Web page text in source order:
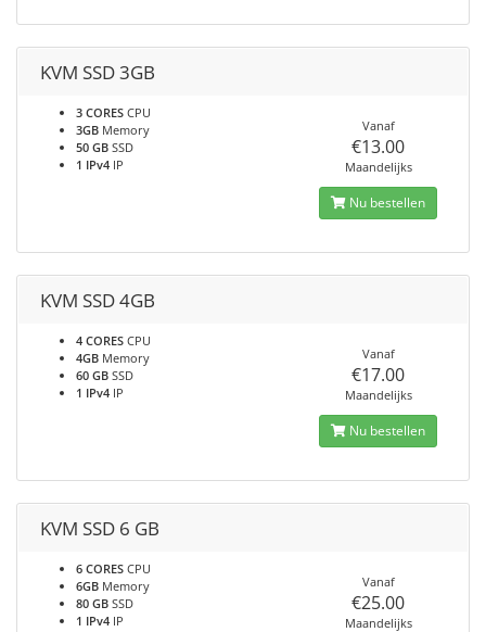
KVM SSD 3GB
3 CORES CPU
3GB Memory
50 GB SSD
1 IPv4 IP
Vanaf
€13.00
Maandelijks
Nu bestellen
KVM SSD 4GB
4 CORES CPU
4GB Memory
60 GB SSD
1 IPv4 IP
Vanaf
€17.00
Maandelijks
Nu bestellen
KVM SSD 6 GB
6 CORES CPU
6GB Memory
80 GB SSD
1 IPv4 IP
Vanaf
€25.00
Maandelijks